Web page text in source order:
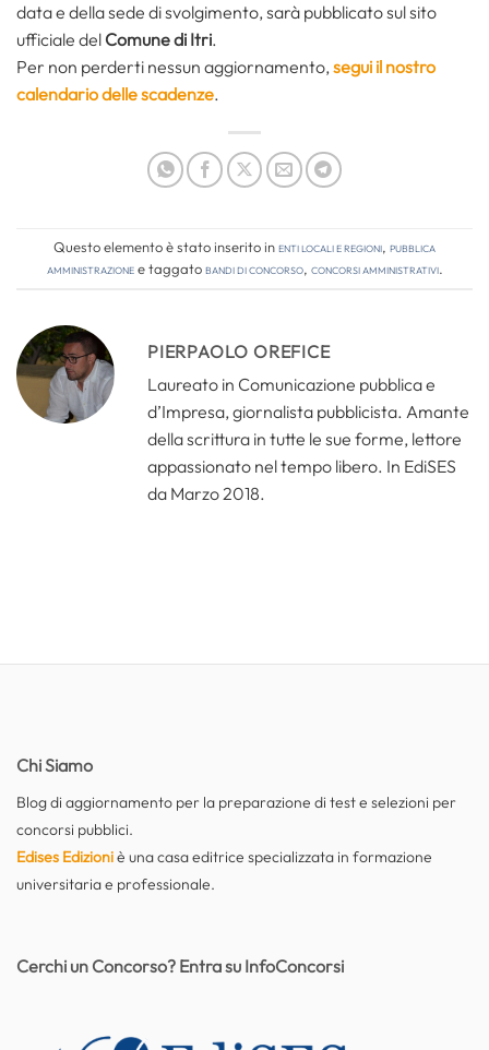
data e della sede di svolgimento, sarà pubblicato sul sito
ufficiale del Comune di Itri.
Per non perderti nessun aggiornamento,segui il nostro
calendario delle scadenze.
Questo elemento è stato inserito inEnti locali e regioni, Pubblica
amministrazionee taggatobandi di concorso, concorsi amministrativi.
PIERPAOLO OREFICE
Laureato in Comunicazione pubblica e
d’Impresa, giornalista pubblicista. Amante
della scrittura in tutte le sue forme, lettore
appassionato nel tempo libero. In EdiSES
da Marzo 2018.
Chi Siamo
Blog di aggiornamento per la preparazione di test e selezioni per
concorsi pubblici.
Edises Edizioniè una casa editrice specializzata in formazione
universitaria e professionale.
Cerchi un Concorso? Entra su InfoConcorsi